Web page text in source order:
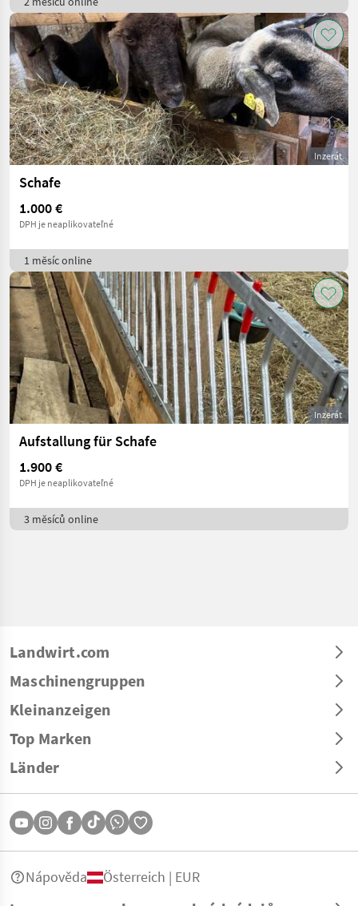
Inzerát
Schafe
1.000 €
DPH je neaplikovateľné
1 měsíc online
Inzerát
Aufstallung für Schafe
1.900 €
DPH je neaplikovateľné
3 měsíců online
Landwirt.com
Maschinengruppen
Kleinanzeigen
Top Marken
Länder
Nápověda Österreich | EUR